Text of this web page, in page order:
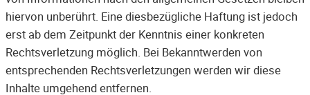
hiervon unberührt. Eine diesbezügliche Haftung ist jedoch
erst ab dem Zeitpunkt der Kenntnis einer konkreten
Rechtsverletzung möglich. Bei Bekanntwerden von
entsprechenden Rechtsverletzungen werden wir diese
Inhalte umgehend entfernen.